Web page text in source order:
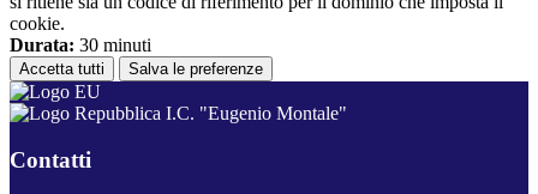
cookie.
Durata: 30 minuti
Accetta tutti Salva le preferenze
I.C. "Eugenio Montale"
Contatti